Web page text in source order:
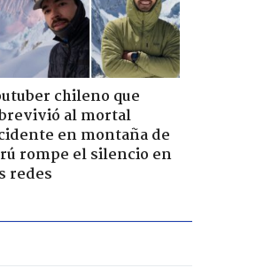
chileno que
al mortal
en montaña de
rompe el silencio en
redes